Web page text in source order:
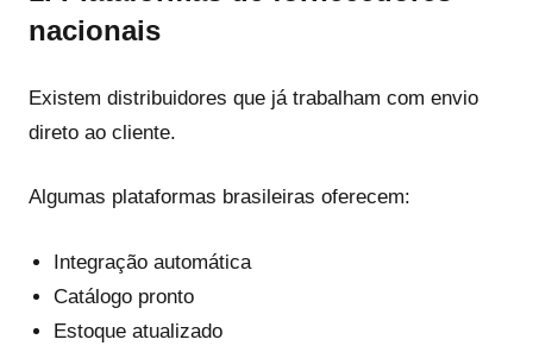
nacionais
Existem distribuidores que já trabalham com envio
direto ao cliente.
Algumas plataformas brasileiras oferecem:
Integração automática
Catálogo pronto
Estoque atualizado